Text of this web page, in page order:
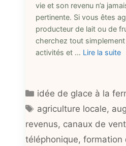
vie et son revenu n’a
pertinente. Si vous êtes
producteur de lait ou de
cherchez tout
activités et … Lire la suite
Catégories
idée de glace à la
Étiquettes
agriculture locale,
revenus, canaux de
téléphonique, formation